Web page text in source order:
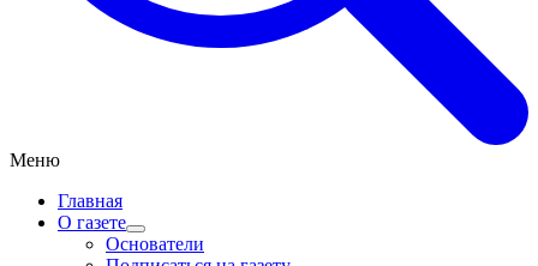
Меню
Главная
О газете
Основатели